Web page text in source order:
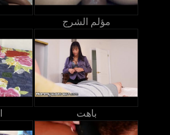
مؤلم الشرج
باهت